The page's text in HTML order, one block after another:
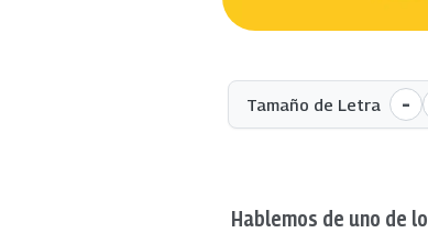
Tamaño de Letra -
Hablemos de uno de